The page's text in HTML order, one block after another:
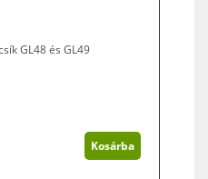
GL48 és GL49
Kosárba